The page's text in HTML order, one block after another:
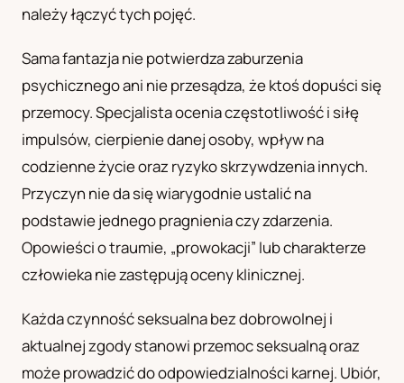
należy łączyć tych pojęć.
Sama fantazja nie potwierdza zaburzenia
psychicznego ani nie przesądza, że ktoś dopuści się
przemocy. Specjalista ocenia częstotliwość i siłę
impulsów, cierpienie danej osoby, wpływ na
codzienne życie oraz ryzyko skrzywdzenia innych.
Przyczyn nie da się wiarygodnie ustalić na
podstawie jednego pragnienia czy zdarzenia.
Opowieści o traumie, „prowokacji” lub charakterze
człowieka nie zastępują oceny klinicznej.
Każda czynność seksualna bez dobrowolnej i
aktualnej zgody stanowi przemoc seksualną oraz
może prowadzić do odpowiedzialności karnej. Ubiór,